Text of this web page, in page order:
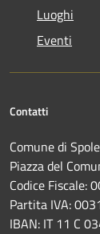
Luoghi
Eventi
Contatti
Comune di
Piazza del
Codice Fiscale:
Partita IVA:
IBAN: IT 11 C